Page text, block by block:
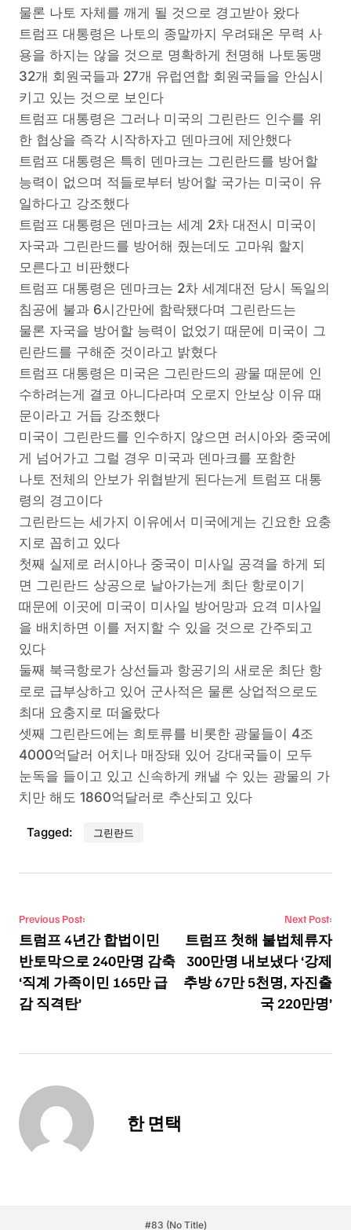
물론 나토 자체를 깨게 될 것으로 경고받아 왔다
트럼프 대통령은 나토의 종말까지 우려돼온 무력 사
용을 하지는 않을 것으로 명확하게 천명해 나토동맹
32개 회원국들과 27개 유럽연합 회원국들을 안심시
키고 있는 것으로 보인다
트럼프 대통령은 그러나 미국의 그린란드 인수를 위
한 협상을 즉각 시작하자고 덴마크에 제안했다
트럼프 대통령은 특히 덴마크는 그린란드를 방어할
능력이 없으며 적들로부터 방어할 국가는 미국이 유
일하다고 강조했다
트럼프 대통령은 덴마크는 세계 2차 대전시 미국이
자국과 그린란드를 방어해 줬는데도 고마워 할지
모른다고 비판했다
트럼프 대통령은 덴마크는 2차 세계대전 당시 독일의
침공에 불과 6시간만에 함락됐다며 그린란드는
물론 자국을 방어할 능력이 없었기 때문에 미국이 그
린란드를 구해준 것이라고 밝혔다
트럼프 대통령은 미국은 그린란드의 광물 때문에 인
수하려는게 결코 아니다라며 오로지 안보상 이유 때
문이라고 거듭 강조했다
미국이 그린란드를 인수하지 않으면 러시아와 중국에
게 넘어가고 그럴 경우 미국과 덴마크를 포함한
나토 전체의 안보가 위협받게 된다는게 트럼프 대통
령의 경고이다
그린란드는 세가지 이유에서 미국에게는 긴요한 요충
지로 꼽히고 있다
첫째 실제로 러시아나 중국이 미사일 공격을 하게 되
면 그린란드 상공으로 날아가는게 최단 항로이기
때문에 이곳에 미국이 미사일 방어망과 요격 미사일
을 배치하면 이를 저지할 수 있을 것으로 간주되고
있다
둘째 북극항로가 상선들과 항공기의 새로운 최단 항
로로 급부상하고 있어 군사적은 물론 상업적으로도
최대 요충지로 떠올랐다
셋째 그린란드에는 희토류를 비롯한 광물들이 4조
4000억달러 어치나 매장돼 있어 강대국들이 모두
눈독을 들이고 있고 신속하게 캐낼 수 있는 광물의 가
치만 해도 1860억달러로 추산되고 있다
Tagged: 그린란드
Post navigation
Previous Post:
트럼프 4년간 합법이민
반토막으로 240만명 감축
‘직계 가족이민 165만 급
감 직격탄’
Next Post:
트럼프 첫해 불법체류자
300만명 내보냈다 ‘강제
추방 67만 5천명, 자진출
국 220만명’
한 면택
#83 (no Title)